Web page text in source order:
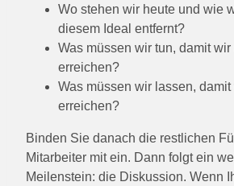
Wo stehen wir heute und wie
diesem Ideal entfernt?
Was müssen wir tun, damit wir
erreichen?
Was müssen wir lassen, damit
erreichen?
Binden Sie danach die restlichen
Mitarbeiter mit ein. Dann folgt ein
Meilenstein: die Diskussion. Wenn